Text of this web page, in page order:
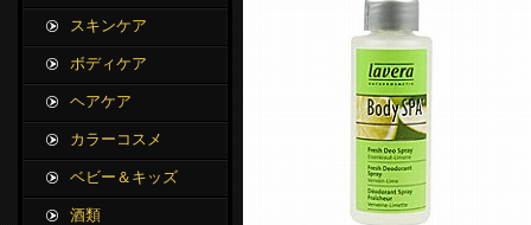
スキンケア
ボディケア
ヘアケア
カラーコスメ
ベビー＆キッズ
酒類